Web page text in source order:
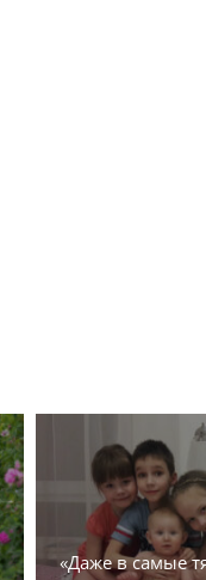
«Даже в самые